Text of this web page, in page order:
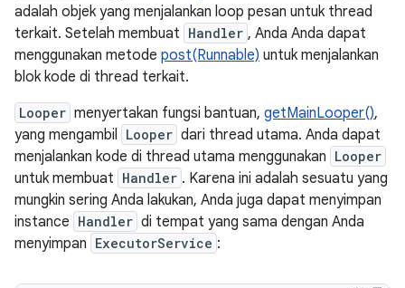
adalah objek yang menjalankan loop pesan untuk thread
terkait. Setelah membuat Handler , Anda Anda dapat
menggunakan metode post(Runnable) untuk menjalankan
blok kode di thread terkait.
Looper menyertakan fungsi bantuan, getMainLooper(),
yang mengambil Looper dari thread utama. Anda dapat
menjalankan kode di thread utama menggunakan Looper
untuk membuat Handler . Karena ini adalah sesuatu yang
mungkin sering Anda lakukan, Anda juga dapat menyimpan
instance Handler di tempat yang sama dengan Anda
menyimpan ExecutorService :